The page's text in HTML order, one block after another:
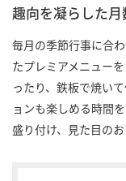
趣向を凝らした
毎月の季節行事に合
たプレミアメニュー
ったり、鉄板で焼い
ョンも楽しめる時間
盛り付け、見た目のお